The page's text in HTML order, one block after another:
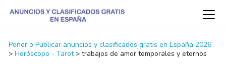
Poner o Publicar anuncios y clasificados gratis en España 2026
> Horóscopo - Tarot > trabajos de amor temporales y eternos